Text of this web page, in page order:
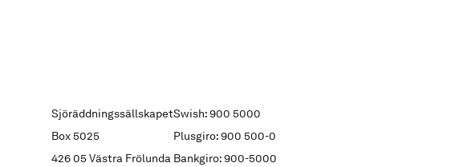
Sjöräddningssällskapet
Box 5025
426 05 Västra Frölunda
Swish: 900 5000
Plusgiro: 900 500-0
Bankgiro: 900-5000